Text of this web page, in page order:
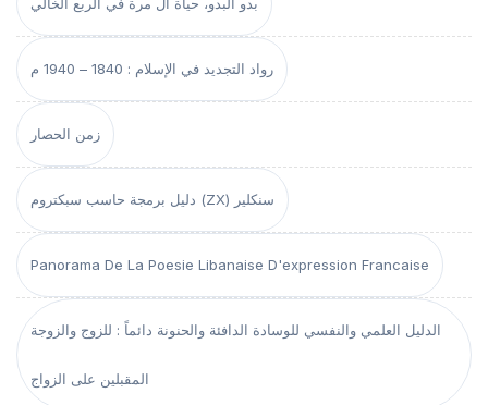
رواد التجديد في الإسلام : 1840 – 1940 م
زمن الحصار
دليل برمجة حاسب سبكتروم (ZX) سنكلير
Panorama De La Poesie Libanaise D'expression Francaise
الدليل العلمي والنفسي للوسادة الدافئة والحنونة دائماً : للزوج والزوجة
المقبلين على الزواج